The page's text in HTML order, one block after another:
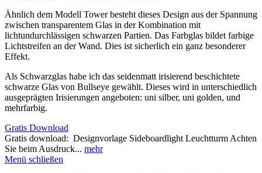
Ähnlich dem Modell Tower besteht dieses Design aus der Spannung
zwischen transparentem Glas in der Kombination mit
lichtundurchlässigen schwarzen Partien. Das Farbglas bildet farbige
Lichtstreifen an der Wand. Dies ist sicherlich ein ganz besonderer
Effekt.
Als Schwarzglas habe ich das seidenmatt irisierend beschichtete
schwarze Glas von Bullseye gewählt. Dieses wird in unterschiedlich
ausgeprägten Irisierungen angeboten: uni silber, uni golden, und
mehrfarbig.
Gratis Download
Gratis download: Designvorlage Sideboardlight Leuchtturm Achten
Sie beim Ausdruck... mehr
Menü schließen